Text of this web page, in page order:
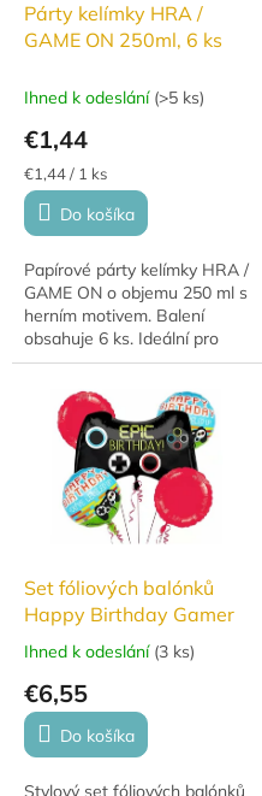
Párty kelímky HRA /
GAME ON 250ml, 6 ks
Ihned k odeslání (>5 ks)
€1,44
Jednotková
cena:
€1,44 / 1 ks
Do košíka
Papírové párty kelímky HRA /
GAME ON o objemu 250 ml s
herním motivem. Balení
obsahuje 6 ks. Ideální pro
narozeninové oslavy, pikniky či
Set fóliových balónků
Happy Birthday Gamer
Priemerné
produktu
je
5,0
Ihned k odeslání (3 ks)
€6,55
Do košíka
Stylový set fóliových balónků